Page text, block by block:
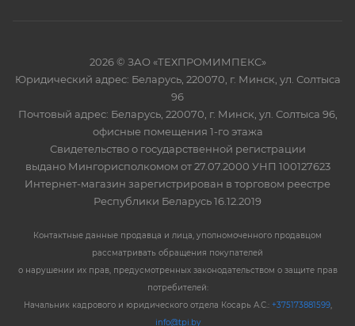
2026 © ЗАО «ТЕХПРОМИМПЕКС»
Юридический адрес: Беларусь, 220070, г. Минск, ул. Солтыса
96
Почтовый адрес: Беларусь, 220070, г. Минск, ул. Солтыса 96,
офисные помещения 1-го этажа
Свидетельство о государственной регистрации
выдано Мингорисполкомом от 27.07.2000 УНП 100127623
Интернет-магазин зарегистрирован в торговом реестре
Республики Беларусь 16.12.2019
Контактные данные продавца и лица, уполномоченного продавцом
рассматривать обращения покупателей
о нарушении их прав, предусмотренных законодательством о защите прав
потребителей:
Начальник кадрового и юридического отдела Косарь А.С.: +375173881599,
info@tpi.by